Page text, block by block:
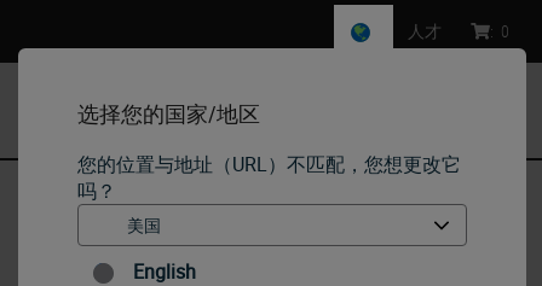
选择您的国家/地区
您的位置与地址（URL）不匹配，您想更改它
吗？
English
人才 : 0
IHC & ISH •
•
RUO - FGFR3 / IGH (4p16 / 14q32)